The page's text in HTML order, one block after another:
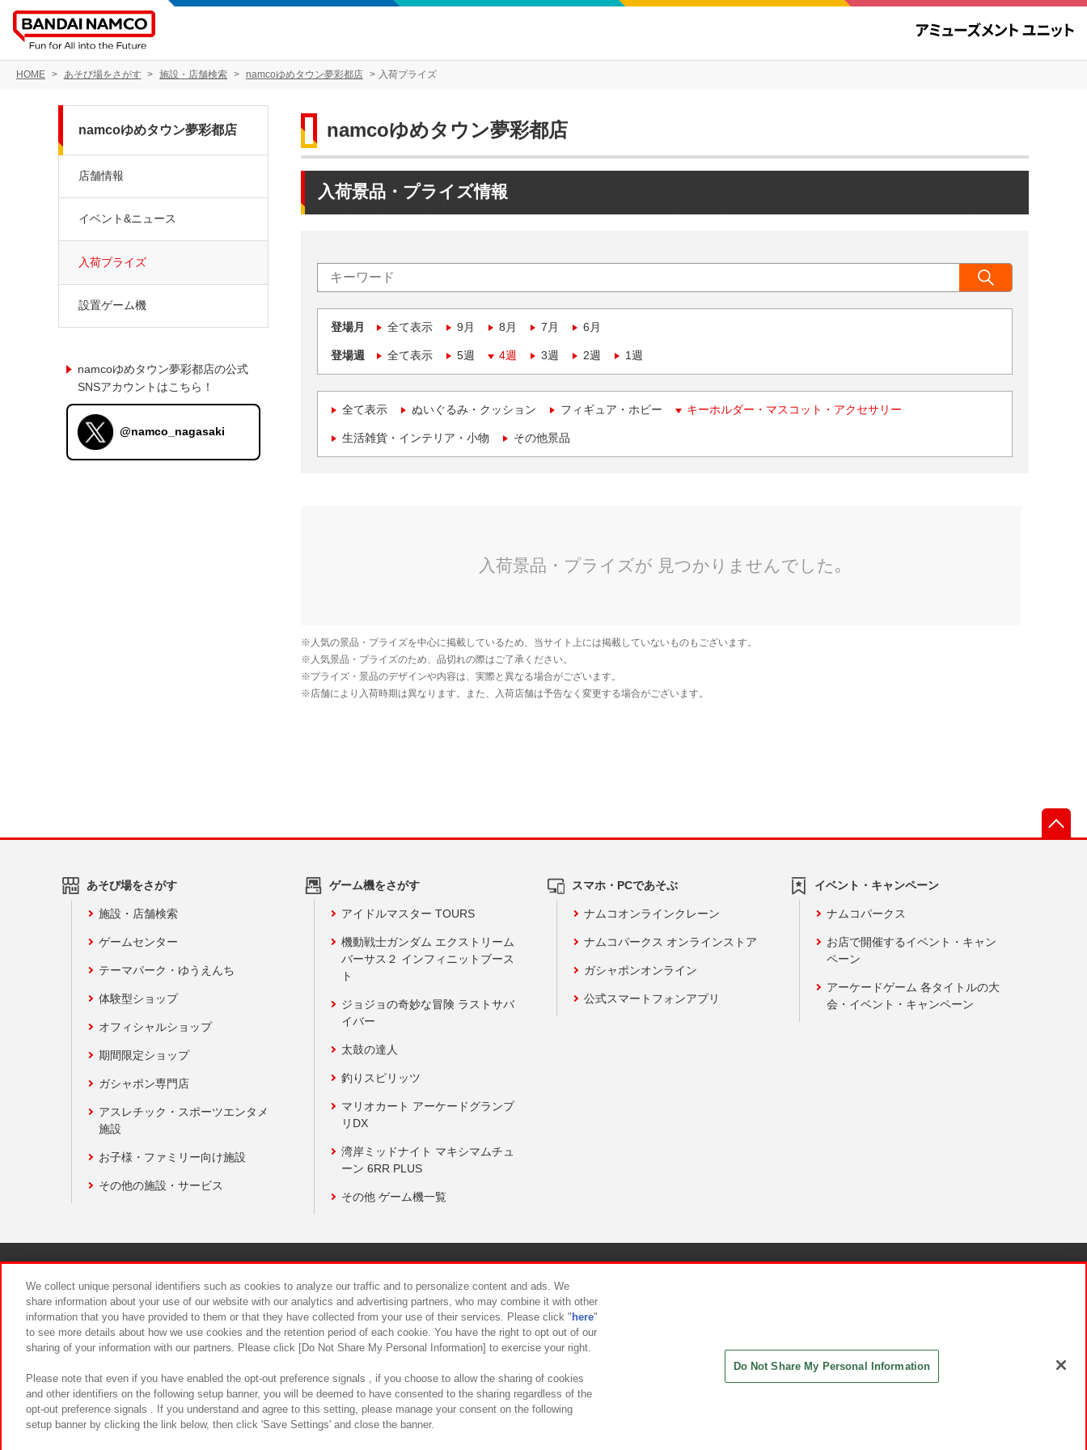
HOME あそび場をさがす 施設・店舗検索 namcoゆめタウン夢彩都店 入荷プライズ
namcoゆめタウン夢彩都店
入荷景品・プライズ情報
登場月 全て表示 9月 8月 7月 6月
登場週 全て表示 5週 4週 3週 2週 1週
全て表示 ぬいぐるみ・クッション フィギュア・ホビー キーホルダー・マスコット・アクセサリー
生活雑貨・インテリア・小物 その他景品
namcoゆめタウン夢彩都店
店舗情報
イベント&ニュース
入荷プライズ
設置ゲーム機
namcoゆめタウン夢彩都店の公式
SNSアカウントはこちら！
@namco_nagasaki
あそび場をさがす
施設・店舗検索
ゲームセンター
テーマパーク・ゆうえんち
体験型ショップ
オフィシャルショップ
期間限定ショップ
ガシャポン専門店
アスレチック・スポーツエンタメ
施設
お子様・ファミリー向け施設
その他の施設・サービス
ゲーム機をさがす
アイドルマスター TOURS
機動戦士ガンダム エクストリーム
バーサス２ インフィニットブース
ト
ジョジョの奇妙な冒険 ラストサバ
イバー
太鼓の達人
釣りスピリッツ
マリオカート アーケードグランプ
リDX
湾岸ミッドナイト マキシマムチュ
ーン 6RR PLUS
その他 ゲーム機一覧
スマホ・PCであそぶ
ナムコオンラインクレーン
ナムコパークス オンラインストア
ガシャポンオンライン
公式スマートフォンアプリ
イベント・キャンペーン
ナムコパークス
お店で開催するイベント・キャン
ペーン
アーケードゲーム 各タイトルの大
会・イベント・キャンペーン
食品のご提供について カスタマーハラスメント対応方針
We collect unique personal identifiers such as cookies to analyze our traffic and to personalize content and ads. We
share information about your use of our website with our analytics and advertising partners, who may combine it with other
information that you have provided to them or that they have collected from your use of their services. Please click " here"
to see more details about how we use cookies and the retention period of each cookie. You have the right to opt out of our
sharing of your information with our partners. Please click [Do Not Share My Personal Information] to exercise your right.
Please note that even if you have enabled the opt-out preference signals , if you choose to allow the sharing of cookies
and other identifiers on the following setup banner, you will be deemed to have consented to the sharing regardless of the
opt-out preference signals . If you understand and agree to this setting, please manage your consent on the following
setup banner by clicking the link below, then click 'Save Settings' and close the banner.
Do Not Share My Personal Information